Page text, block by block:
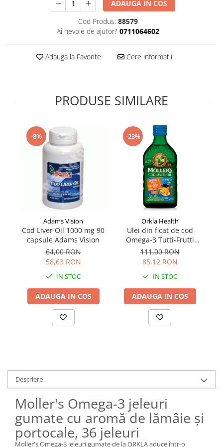
Supliment Vitamina D3
Supliment Vitamina E
Tincturi si Gemoderivate
ADAUGA IN COS
Cod Produs: 88579
Ai nevoie de ajutor? 0711064602
Adauga la Favorite Cere informatii
PRODUSE SIMILARE
-8%
Adams Vision
Cod Liver Oil 1000 mg 90
capsule Adams Vision
64,00 RON
58,63 RON
IN STOC
ADAUGA IN COS
-23%
Orkla Health
Ulei din ficat de cod
Omega-3 Tutti-Frutti
pentru copii 250 ml
111,00 RON
85,12 RON
IN STOC
ADAUGA IN COS
Descriere
Moller's Omega-3 jeleuri
gumate cu aromă de lămâie și
portocale, 36 jeleuri
Moller's Omega-3 jeleuri gumate de la ORKLA aduce într-o